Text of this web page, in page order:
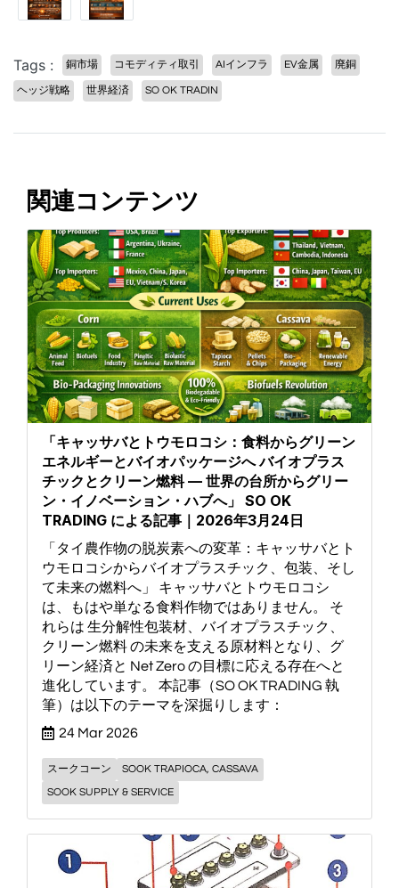
Tags : 銅市場 コモディティ取引 AIインフラ EV金属 廃銅
ヘッジ戦略 世界経済 SO OK TRADIN
関連コンテンツ
「キャッサバとトウモロコシ：食料からグリーン
エネルギーとバイオパッケージへ バイオプラス
チックとクリーン燃料 — 世界の台所からグリー
ン・イノベーション・ハブへ」 SO OK
TRADING による記事｜2026年3月24日
「タイ農作物の脱炭素への変革：キャッサバとト
ウモロコシからバイオプラスチック、包装、そし
て未来の燃料へ」 キャッサバとトウモロコシ
は、もはや単なる食料作物ではありません。 そ
れらは 生分解性包装材、バイオプラスチック、
クリーン燃料 の未来を支える原材料となり、グ
リーン経済と Net Zero の目標に応える存在へと
進化しています。 本記事（SO OK TRADING 執
筆）は以下のテーマを深掘りします：
24 Mar 2026
スークコーン
SOOK TRAPIOCA, CASSAVA
SOOK SUPPLY & SERVICE